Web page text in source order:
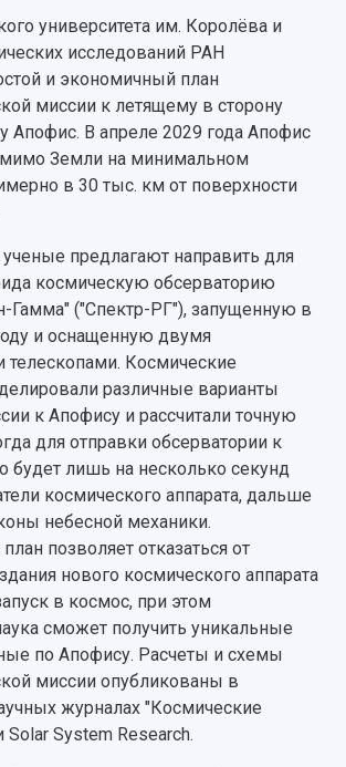
совет
совет
преподаватели
деятели
организации
интеллекта
центр
полигон
университет"
проект "Одержимы
Самарский университет?
и специалитет
образование
программы
преподавательский состав
иностранных граждан на
языка, истории России и
РФ
услуги
курсы
деятельность
направления
и ведущие научные коллективы
советы
кадров
должностей научных
совет
и темы
и докторантура
подразделения
схема управления научно-
деятельностью
база
научного обслуживания
документы
исследовательской
разработки
проектов и грантов
университета им. Королёва и
исследований РАН
и экономичный план
миссии к летящему в сторону
Апофис. В апреле 2029 года Апофис
Земли на минимальном
в 30 тыс. км от поверхности
ученые предлагают направить для
космическую обсерваторию
Гамма" ("Спектр-РГ"), запущенную в
и оснащенную двумя
телескопами. Космические
различные варианты
к Апофису и рассчитали точную
для отправки обсерватории к
будет лишь на несколько секунд
космического аппарата, дальше
небесной механики.
позволяет отказаться от
нового космического аппарата
в космос, при этом
сможет получить уникальные
по Апофису. Расчеты и схемы
миссии опубликованы в
журналах "Космические
Solar System Research.